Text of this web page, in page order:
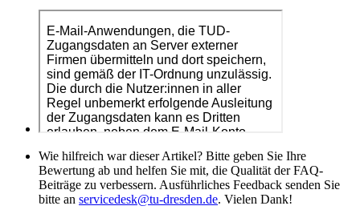
Wie hilfreich war dieser Artikel? Bitte geben Sie Ihre
Bewertung ab und helfen Sie mit, die Qualität der FAQ-
Beiträge zu verbessern. Ausführliches Feedback senden Sie
bitte an servicedesk@tu-dresden.de. Vielen Dank!